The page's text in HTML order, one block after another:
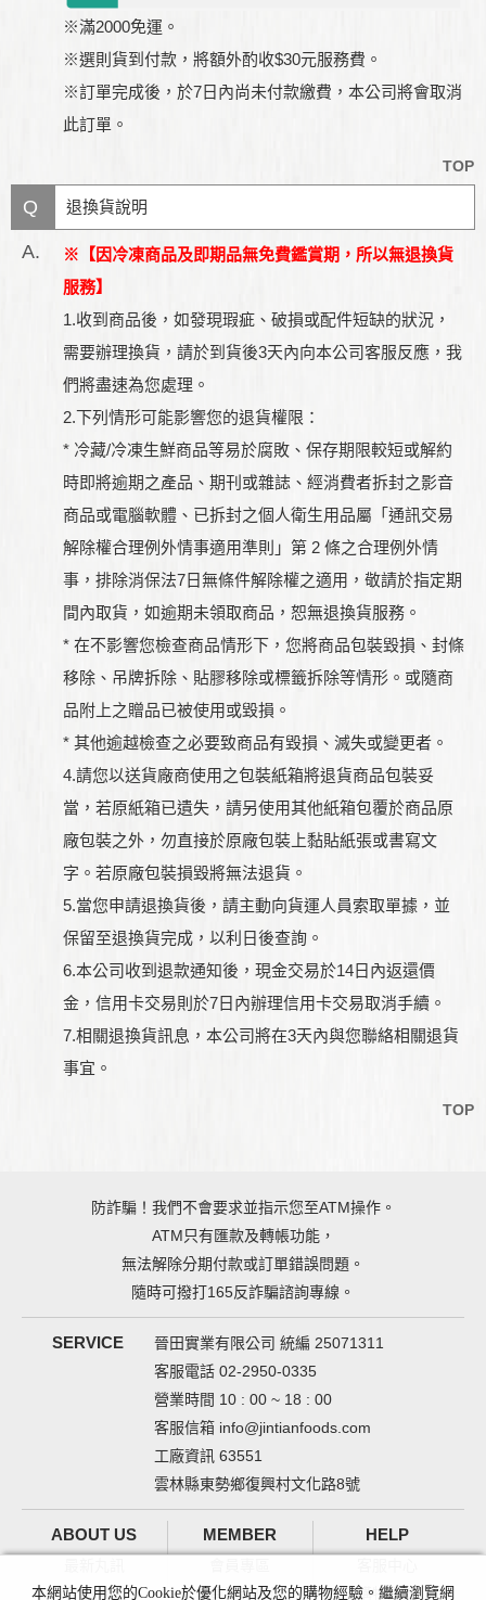
※滿2000免運。
※選則貨到付款，將額外酌收$30元服務費。
※訂單完成後，於7日內尚未付款繳費，本公司將會取消
此訂單。
TOP
Q 退換貨說明
A.
※【因冷凍商品及即期品無免費鑑賞期，所以無退換貨
服務】
1.收到商品後，如發現瑕疵、破損或配件短缺的狀況，
需要辦理換貨，請於到貨後3天內向本公司客服反應，我
們將盡速為您處理。
2.下列情形可能影響您的退貨權限：
* 冷藏/冷凍生鮮商品等易於腐敗、保存期限較短或解約
時即將逾期之產品、期刊或雜誌、經消費者拆封之影音
商品或電腦軟體、已拆封之個人衛生用品屬「通訊交易
解除權合理例外情事適用準則」第 2 條之合理例外情
事，排除消保法7日無條件解除權之適用，敬請於指定期
間內取貨，如逾期未領取商品，恕無退換貨服務。
* 在不影響您檢查商品情形下，您將商品包裝毀損、封條
移除、吊牌拆除、貼膠移除或標籤拆除等情形。或隨商
品附上之贈品已被使用或毀損。
* 其他逾越檢查之必要致商品有毀損、滅失或變更者。
4.請您以送貨廠商使用之包裝紙箱將退貨商品包裝妥
當，若原紙箱已遺失，請另使用其他紙箱包覆於商品原
廠包裝之外，勿直接於原廠包裝上黏貼紙張或書寫文
字。若原廠包裝損毀將無法退貨。
5.當您申請退換貨後，請主動向貨運人員索取單據，並
保留至退換貨完成，以利日後查詢。
6.本公司收到退款通知後，現金交易於14日內返還價
金，信用卡交易則於7日內辦理信用卡交易取消手續。
7.相關退換貨訊息，本公司將在3天內與您聯絡相關退貨
事宜。
TOP
防詐騙！我們不會要求並指示您至ATM操作。
ATM只有匯款及轉帳功能，
無法解除分期付款或訂單錯誤問題。
隨時可撥打165反詐騙諮詢專線。
SERVICE
晉田實業有限公司 統編 25071311
客服電話 02-2950-0335
營業時間 10 : 00 ~ 18 : 00
客服信箱 info@jintianfoods.com
工廠資訊 63551
雲林縣東勢鄉復興村文化路8號
ABOUT US
晉田緣起
MEMBER
會員資料修改
HELP
購物須知
本網站使用您的Cookie於優化網站及您的購物經驗。繼續瀏覽網